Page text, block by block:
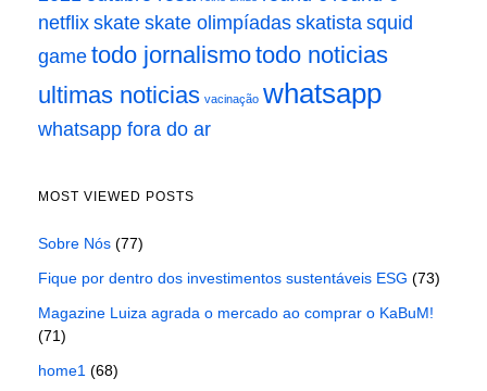
netflix skate skate olimpíadas skatista squid
game todo jornalismotodo noticias
ultimas noticias vacinação whatsapp
whatsapp fora do ar
MOST VIEWED POSTS
Sobre Nós (77)
Fique por dentro dos investimentos sustentáveis ESG (73)
Magazine Luiza agrada o mercado ao comprar o KaBuM!
(71)
home1 (68)